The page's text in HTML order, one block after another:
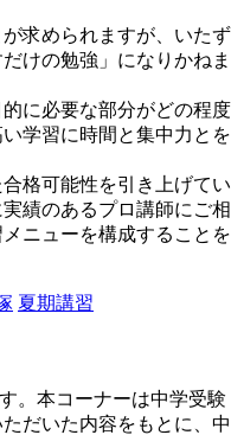
求められますが、いたず
けの勉強」になりかねま
に必要な部分がどの程度
学習に時間と集中力とを
格可能性を引き上げてい
績のあるプロ講師にご相
ニューを構成することを
夏期講習
。本コーナーは中学受験
だいた内容をもとに、中